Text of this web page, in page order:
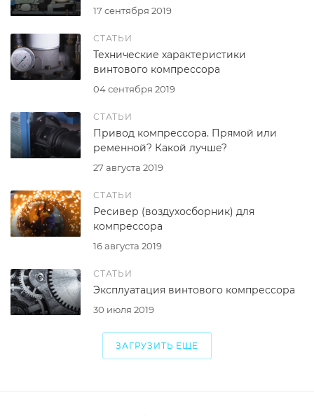
17 сентября 2019
СТАТЬИ
04 сентября 2019
Технические характеристики
винтового компрессора
СТАТЬИ
27 августа 2019
Привод компрессора. Прямой или
ременной? Какой лучше?
СТАТЬИ
16 августа 2019
Ресивер (воздухосборник) для
компрессора
СТАТЬИ
30 июля 2019
Эксплуатация винтового компрессора
ЗАГРУЗИТЬ ЕЩЕ